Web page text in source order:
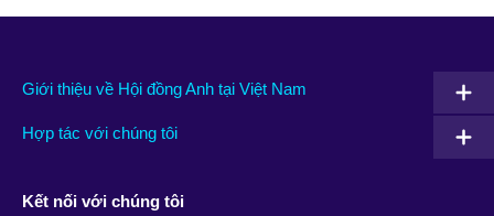
Giới thiệu về Hội đồng Anh tại Việt Nam
Hợp tác với chúng tôi
Kết nối với chúng tôi